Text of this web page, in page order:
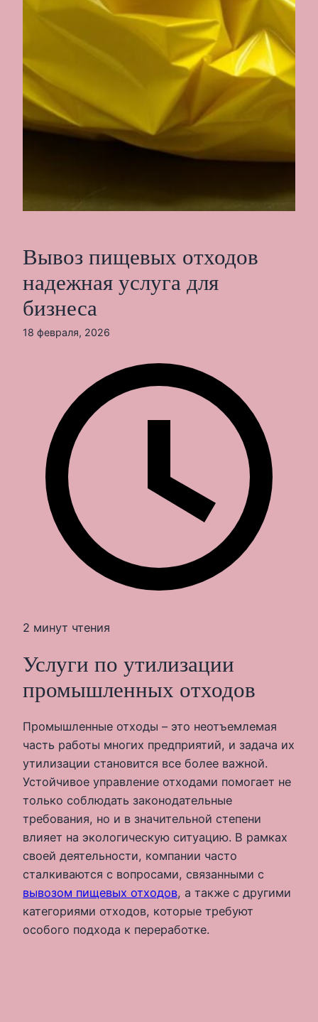
Вывоз пищевых отходов
надежная услуга для
бизнеса
18 февраля, 2026
2 минут чтения
Услуги по утилизации
промышленных отходов
Промышленные отходы – это неотъемлемая
часть работы многих предприятий, и задача их
утилизации становится все более важной.
Устойчивое управление отходами помогает не
только соблюдать законодательные
требования, но и в значительной степени
влияет на экологическую ситуацию. В рамках
своей деятельности, компании часто
сталкиваются с вопросами, связанными с
вывозом пищевых отходов, а также с другими
категориями отходов, которые требуют
особого подхода к переработке.